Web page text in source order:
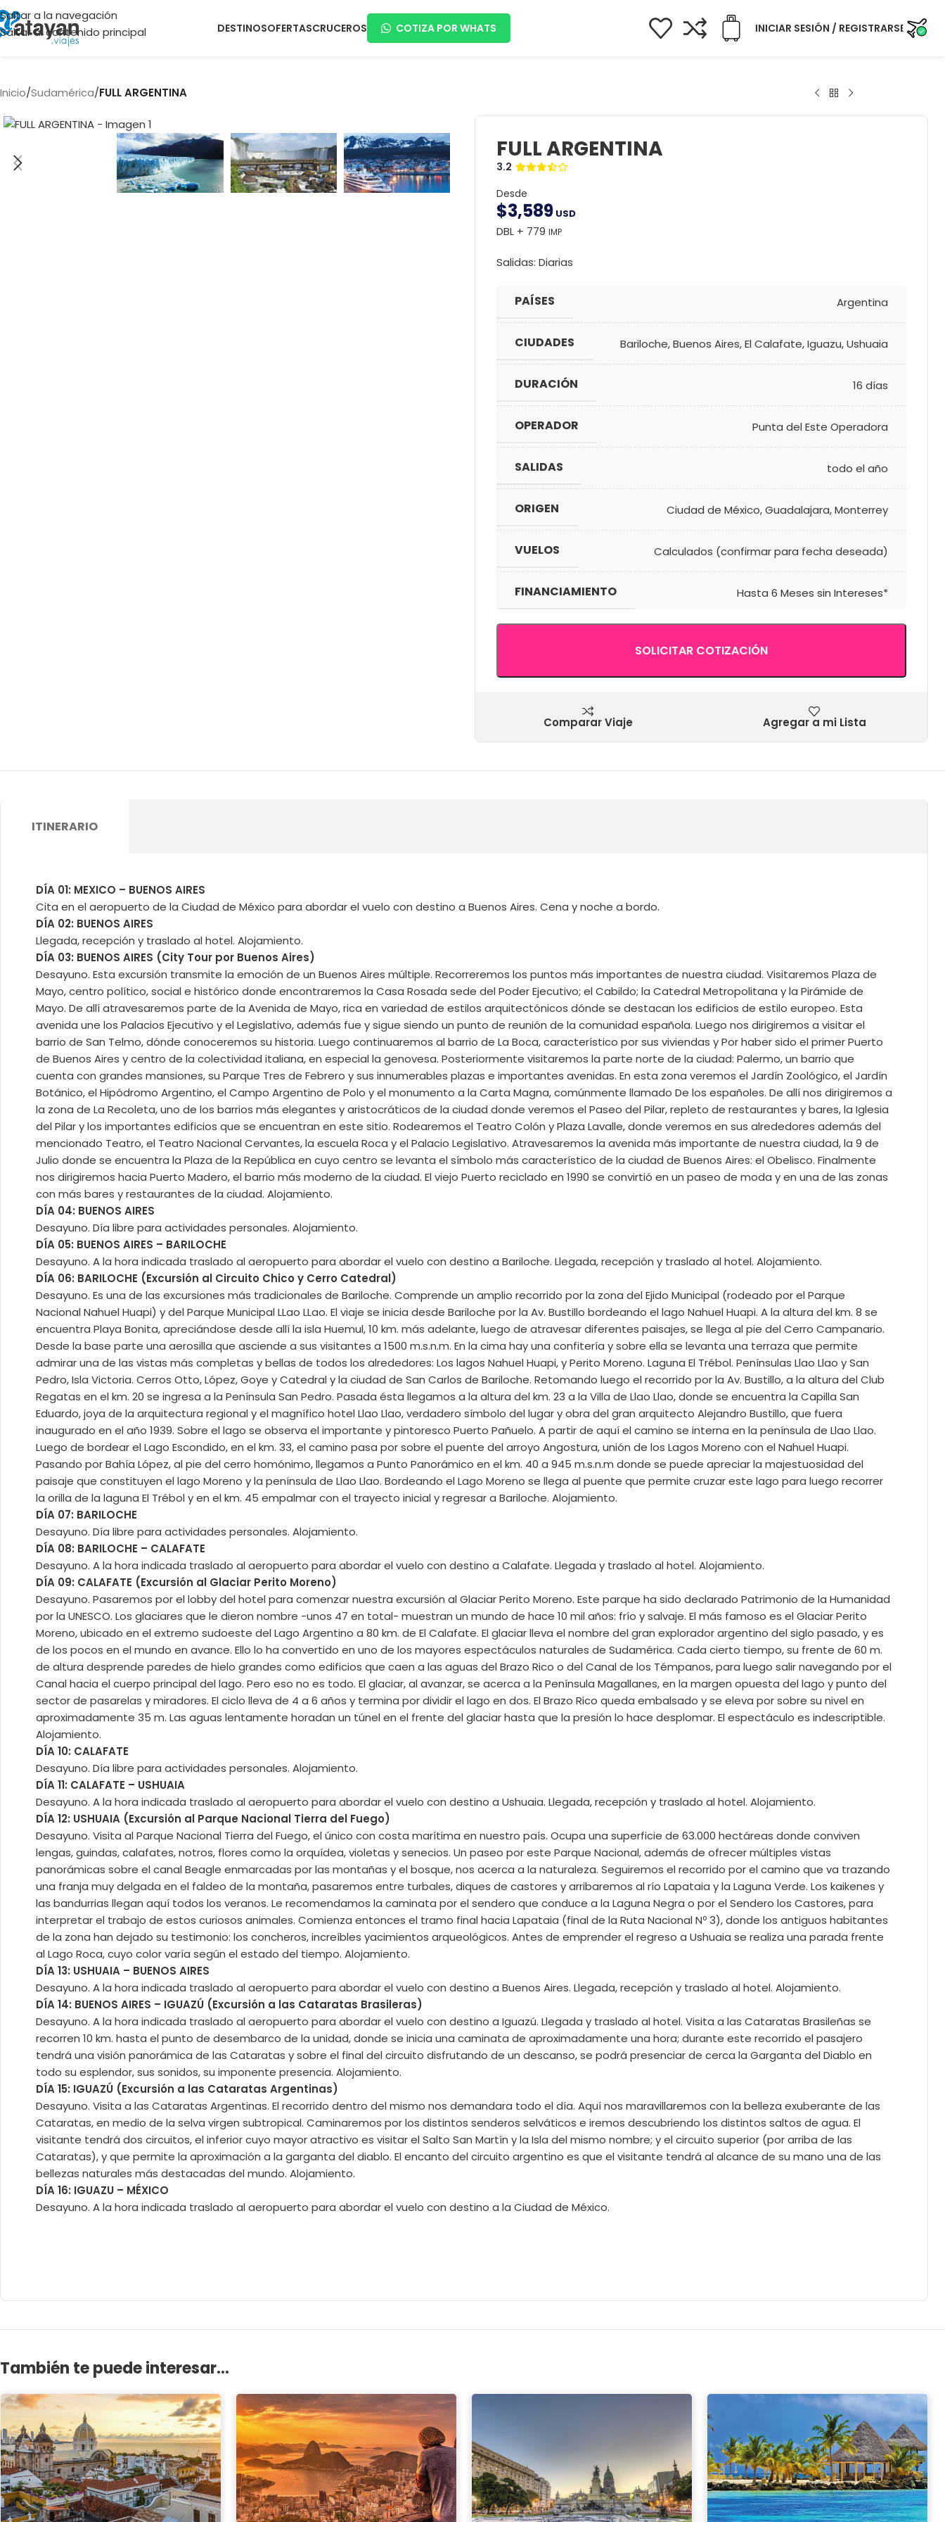
Saltar a la navegación
Saltar al contenido principal
DESTINOSOFERTASCRUCEROS COTIZA POR WHATS INICIAR SESIÓN / REGISTRARSE
Inicio/Sudamérica/FULL ARGENTINA
FULL ARGENTINA
3.2
Desde
$3,589 USD
DBL + 779 IMP
Salidas: Diarias
PAÍSES Argentina
CIUDADES Bariloche,Buenos Aires,El Calafate,Iguazu,Ushuaia
DURACIÓN 16 días
OPERADOR Punta del Este Operadora
SALIDAS todo el año
ORIGEN Ciudad de México,Guadalajara,Monterrey
VUELOS Calculados (confirmar para fecha deseada)
FINANCIAMIENTO Hasta 6 Meses sin Intereses*
SOLICITAR COTIZACIÓN
Comparar Viaje Agregar a mi Lista
ITINERARIO
DÍA 01: MEXICO – BUENOS AIRES
Cita en el aeropuerto de la Ciudad de México para abordar el vuelo con destino a Buenos Aires. Cena y noche a bordo.
DÍA 02: BUENOS AIRES
Llegada, recepción y traslado al hotel. Alojamiento.
DÍA 03: BUENOS AIRES (City Tour por Buenos Aires)
Desayuno. Esta excursión transmite la emoción de un Buenos Aires múltiple. Recorreremos los puntos más importantes de nuestra ciudad. Visitaremos Plaza de
Mayo, centro político, social e histórico donde encontraremos la Casa Rosada sede del Poder Ejecutivo; el Cabildo; la Catedral Metropolitana y la Pirámide de
Mayo. De allí atravesaremos parte de la Avenida de Mayo, rica en variedad de estilos arquitectónicos dónde se destacan los edificios de estilo europeo. Esta
avenida une los Palacios Ejecutivo y el Legislativo, además fue y sigue siendo un punto de reunión de la comunidad española. Luego nos dirigiremos a visitar el
barrio de San Telmo, dónde conoceremos su historia. Luego continuaremos al barrio de La Boca, característico por sus viviendas y Por haber sido el primer Puerto
de Buenos Aires y centro de la colectividad italiana, en especial la genovesa. Posteriormente visitaremos la parte norte de la ciudad: Palermo, un barrio que
cuenta con grandes mansiones, su Parque Tres de Febrero y sus innumerables plazas e importantes avenidas. En esta zona veremos el Jardín Zoológico, el Jardín
Botánico, el Hipódromo Argentino, el Campo Argentino de Polo y el monumento a la Carta Magna, comúnmente llamado De los españoles. De allí nos dirigiremos a
la zona de La Recoleta, uno de los barrios más elegantes y aristocráticos de la ciudad donde veremos el Paseo del Pilar, repleto de restaurantes y bares, la Iglesia
del Pilar y los importantes edificios que se encuentran en este sitio. Rodearemos el Teatro Colón y Plaza Lavalle, donde veremos en sus alrededores además del
mencionado Teatro, el Teatro Nacional Cervantes, la escuela Roca y el Palacio Legislativo. Atravesaremos la avenida más importante de nuestra ciudad, la 9 de
Julio donde se encuentra la Plaza de la República en cuyo centro se levanta el símbolo más característico de la ciudad de Buenos Aires: el Obelisco. Finalmente
nos dirigiremos hacia Puerto Madero, el barrio más moderno de la ciudad. El viejo Puerto reciclado en 1990 se convirtió en un paseo de moda y en una de las zonas
con más bares y restaurantes de la ciudad. Alojamiento.
DÍA 04: BUENOS AIRES
Desayuno. Día libre para actividades personales. Alojamiento.
DÍA 05: BUENOS AIRES – BARILOCHE
Desayuno. A la hora indicada traslado al aeropuerto para abordar el vuelo con destino a Bariloche. Llegada, recepción y traslado al hotel. Alojamiento.
DÍA 06: BARILOCHE (Excursión al Circuito Chico y Cerro Catedral)
Desayuno. Es una de las excursiones más tradicionales de Bariloche. Comprende un amplio recorrido por la zona del Ejido Municipal (rodeado por el Parque
Nacional Nahuel Huapi) y del Parque Municipal LLao LLao. El viaje se inicia desde Bariloche por la Av. Bustillo bordeando el lago Nahuel Huapi. A la altura del km. 8 se
encuentra Playa Bonita, apreciándose desde allí la isla Huemul, 10 km. más adelante, luego de atravesar diferentes paisajes, se llega al pie del Cerro Campanario.
Desde la base parte una aerosilla que asciende a sus visitantes a 1500 m.s.n.m. En la cima hay una confitería y sobre ella se levanta una terraza que permite
admirar una de las vistas más completas y bellas de todos los alrededores: Los lagos Nahuel Huapi, y Perito Moreno. Laguna El Trébol. Penínsulas Llao Llao y San
Pedro, Isla Victoria. Cerros Otto, López, Goye y Catedral y la ciudad de San Carlos de Bariloche. Retomando luego el recorrido por la Av. Bustillo, a la altura del Club
Regatas en el km. 20 se ingresa a la Península San Pedro. Pasada ésta llegamos a la altura del km. 23 a la Villa de Llao Llao, donde se encuentra la Capilla San
Eduardo, joya de la arquitectura regional y el magnífico hotel Llao Llao, verdadero símbolo del lugar y obra del gran arquitecto Alejandro Bustillo, que fuera
inaugurado en el año 1939. Sobre el lago se observa el importante y pintoresco Puerto Pañuelo. A partir de aquí el camino se interna en la península de Llao Llao.
Luego de bordear el Lago Escondido, en el km. 33, el camino pasa por sobre el puente del arroyo Angostura, unión de los Lagos Moreno con el Nahuel Huapi.
Pasando por Bahía López, al pie del cerro homónimo, llegamos a Punto Panorámico en el km. 40 a 945 m.s.n.m donde se puede apreciar la majestuosidad del
paisaje que constituyen el lago Moreno y la península de Llao Llao. Bordeando el Lago Moreno se llega al puente que permite cruzar este lago para luego recorrer
la orilla de la laguna El Trébol y en el km. 45 empalmar con el trayecto inicial y regresar a Bariloche. Alojamiento.
DÍA 07: BARILOCHE
Desayuno. Día libre para actividades personales. Alojamiento.
DÍA 08: BARILOCHE – CALAFATE
Desayuno. A la hora indicada traslado al aeropuerto para abordar el vuelo con destino a Calafate. Llegada y traslado al hotel. Alojamiento.
DÍA 09: CALAFATE (Excursión al Glaciar Perito Moreno)
Desayuno. Pasaremos por el lobby del hotel para comenzar nuestra excursión al Glaciar Perito Moreno. Este parque ha sido declarado Patrimonio de la Humanidad
por la UNESCO. Los glaciares que le dieron nombre -unos 47 en total- muestran un mundo de hace 10 mil años: frío y salvaje. El más famoso es el Glaciar Perito
Moreno, ubicado en el extremo sudoeste del Lago Argentino a 80 km. de El Calafate. El glaciar lleva el nombre del gran explorador argentino del siglo pasado, y es
de los pocos en el mundo en avance. Ello lo ha convertido en uno de los mayores espectáculos naturales de Sudamérica. Cada cierto tiempo, su frente de 60 m.
de altura desprende paredes de hielo grandes como edificios que caen a las aguas del Brazo Rico o del Canal de los Témpanos, para luego salir navegando por el
Canal hacia el cuerpo principal del lago. Pero eso no es todo. El glaciar, al avanzar, se acerca a la Península Magallanes, en la margen opuesta del lago y punto del
sector de pasarelas y miradores. El ciclo lleva de 4 a 6 años y termina por dividir el lago en dos. El Brazo Rico queda embalsado y se eleva por sobre su nivel en
aproximadamente 35 m. Las aguas lentamente horadan un túnel en el frente del glaciar hasta que la presión lo hace desplomar. El espectáculo es indescriptible.
Alojamiento.
DÍA 10: CALAFATE
Desayuno. Día libre para actividades personales. Alojamiento.
DÍA 11: CALAFATE – USHUAIA
Desayuno. A la hora indicada traslado al aeropuerto para abordar el vuelo con destino a Ushuaia. Llegada, recepción y traslado al hotel. Alojamiento.
DÍA 12: USHUAIA (Excursión al Parque Nacional Tierra del Fuego)
Desayuno. Visita al Parque Nacional Tierra del Fuego, el único con costa marítima en nuestro país. Ocupa una superficie de 63.000 hectáreas donde conviven
lengas, guindas, calafates, notros, flores como la orquídea, violetas y senecios. Un paseo por este Parque Nacional, además de ofrecer múltiples vistas
panorámicas sobre el canal Beagle enmarcadas por las montañas y el bosque, nos acerca a la naturaleza. Seguiremos el recorrido por el camino que va trazando
una franja muy delgada en el faldeo de la montaña, pasaremos entre turbales, diques de castores y arribaremos al río Lapataia y la Laguna Verde. Los kaikenes y
las bandurrias llegan aquí todos los veranos. Le recomendamos la caminata por el sendero que conduce a la Laguna Negra o por el Sendero los Castores, para
interpretar el trabajo de estos curiosos animales. Comienza entonces el tramo final hacia Lapataia (final de la Ruta Nacional Nº 3), donde los antiguos habitantes
de la zona han dejado su testimonio: los concheros, increíbles yacimientos arqueológicos. Antes de emprender el regreso a Ushuaia se realiza una parada frente
al Lago Roca, cuyo color varía según el estado del tiempo. Alojamiento.
DÍA 13: USHUAIA – BUENOS AIRES
Desayuno. A la hora indicada traslado al aeropuerto para abordar el vuelo con destino a Buenos Aires. Llegada, recepción y traslado al hotel. Alojamiento.
DÍA 14: BUENOS AIRES – IGUAZÚ (Excursión a las Cataratas Brasileras)
Desayuno. A la hora indicada traslado al aeropuerto para abordar el vuelo con destino a Iguazú. Llegada y traslado al hotel. Visita a las Cataratas Brasileñas se
recorren 10 km. hasta el punto de desembarco de la unidad, donde se inicia una caminata de aproximadamente una hora; durante este recorrido el pasajero
tendrá una visión panorámica de las Cataratas y sobre el final del circuito disfrutando de un descanso, se podrá presenciar de cerca la Garganta del Diablo en
todo su esplendor, sus sonidos, su imponente presencia. Alojamiento.
DÍA 15: IGUAZÚ (Excursión a las Cataratas Argentinas)
Desayuno. Visita a las Cataratas Argentinas. El recorrido dentro del mismo nos demandara todo el día. Aquí nos maravillaremos con la belleza exuberante de las
Cataratas, en medio de la selva virgen subtropical. Caminaremos por los distintos senderos selváticos e iremos descubriendo los distintos saltos de agua. El
visitante tendrá dos circuitos, el inferior cuyo mayor atractivo es visitar el Salto San Martín y la Isla del mismo nombre; y el circuito superior (por arriba de las
Cataratas), y que permite la aproximación a la garganta del diablo. El encanto del circuito argentino es que el visitante tendrá al alcance de su mano una de las
bellezas naturales más destacadas del mundo. Alojamiento.
DÍA 16: IGUAZU – MÉXICO
Desayuno. A la hora indicada traslado al aeropuerto para abordar el vuelo con destino a la Ciudad de México.
También te puede interesar...